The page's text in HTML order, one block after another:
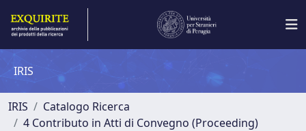
IRIS
IRIS
Catalogo Ricerca
4 Contributo in Atti di Convegno (Proceeding)